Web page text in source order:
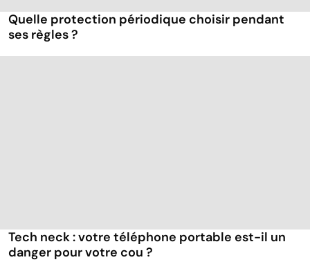
Quelle protection périodique choisir pendant
ses règles ?
Tech neck : votre téléphone portable est-il un
danger pour votre cou ?